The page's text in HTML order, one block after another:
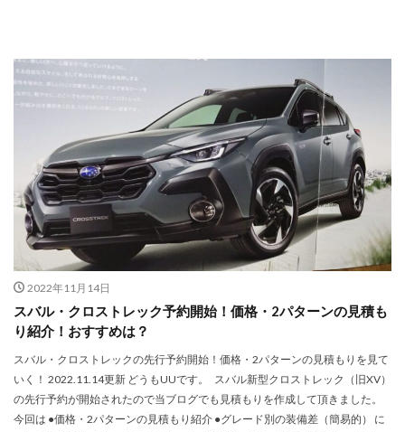
2022年11月14日
スバル・クロストレック予約開始！価格・2パターンの見積も
り紹介！おすすめは？
スバル・クロストレックの先行予約開始！価格・2パターンの見積もりを見て
いく！ 2022.11.14更新 どうもUUです。 スバル新型クロストレック（旧XV）
の先行予約が開始されたので当ブログでも見積もりを作成して頂きました。
今回は ●価格・2パターンの見積もり紹介 ●グレード別の装備差（簡易的） に